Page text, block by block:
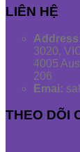
LIÊN HỆ
3020,
4005
206
Emai:
THEO DÕI